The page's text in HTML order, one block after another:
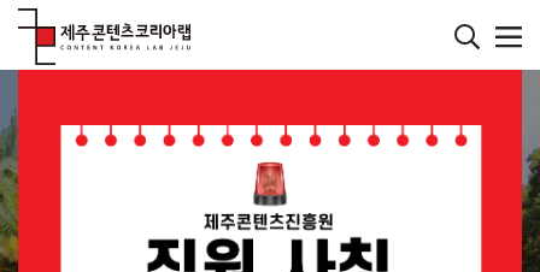
본
문
기
JEJU CONTENT
KOREA LAB